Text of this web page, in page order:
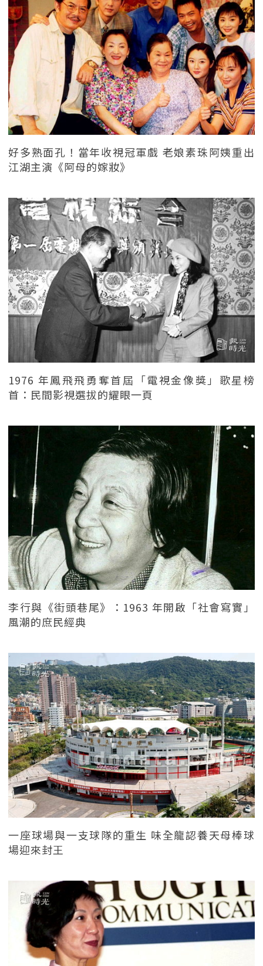
好多熟面孔！當年收視冠軍戲 老娘素珠阿姨重出
江湖主演《阿母的嫁妝》
1976 年鳳飛飛勇奪首屆「電視金像獎」歌星榜
首：民間影視選拔的耀眼一頁
李行與《街頭巷尾》：1963 年開啟「社會寫實」
風潮的庶民經典
一座球場與一支球隊的重生 味全龍認養天母棒球
場迎來封王